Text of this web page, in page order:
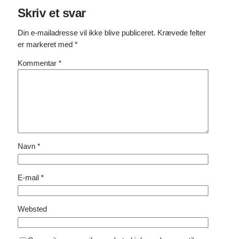
Skriv et svar
Din e-mailadresse vil ikke blive publiceret. Krævede felter
er markeret med *
Kommentar *
Navn *
E-mail *
Websted